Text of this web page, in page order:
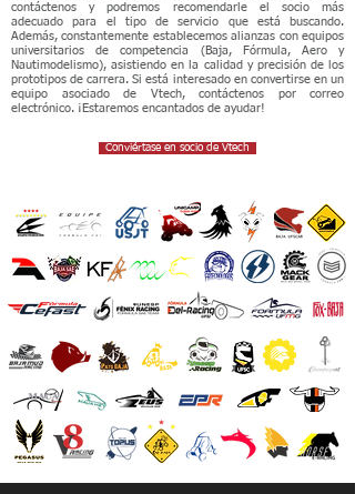
contáctenos y podremos recomendarle el socio más
adecuado para el tipo de servicio que está buscando.
Además, constantemente establecemos alianzas con equipos
universitarios de competencia (Baja, Fórmula, Aero y
Nautimodelismo), asistiendo en la calidad y precisión de los
prototipos de carrera. Si está interesado en convertirse en un
equipo asociado de Vtech, contáctenos por correo
electrónico. ¡Estaremos encantados de ayudar!
Conviértase en socio de Vtech